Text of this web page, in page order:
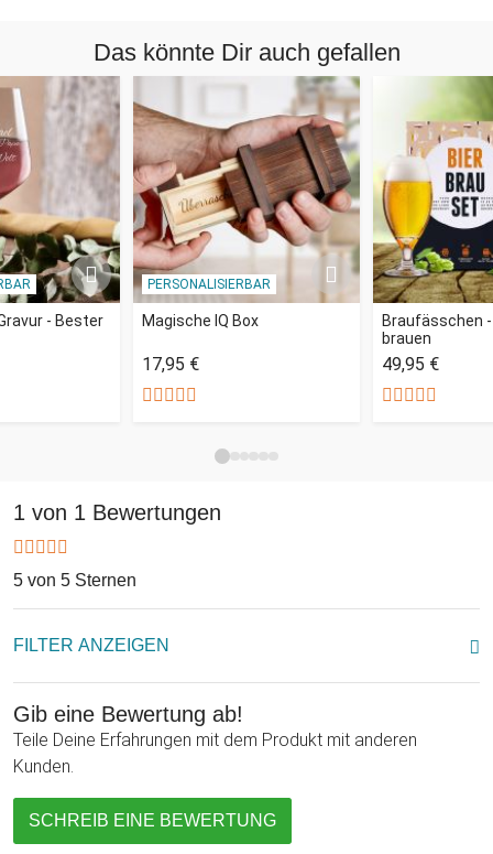
Das könnte Dir auch gefallen
- Bester
PERSONALISIERBAR
Magische IQ Box
17,95 €
Braufässchen
brauen
49,95 €
1 von 1 Bewertungen
5 von 5 Sternen
FILTER ANZEIGEN
Gib eine Bewertung ab!
Teile Deine Erfahrungen mit dem Produkt mit anderen
Kunden.
SCHREIB EINE BEWERTUNG